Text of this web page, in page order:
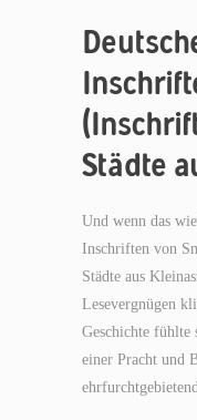
Städte
Und wenn das
Inschriften von
Städte aus
Lesevergnügen
Geschichte
einer Pracht und